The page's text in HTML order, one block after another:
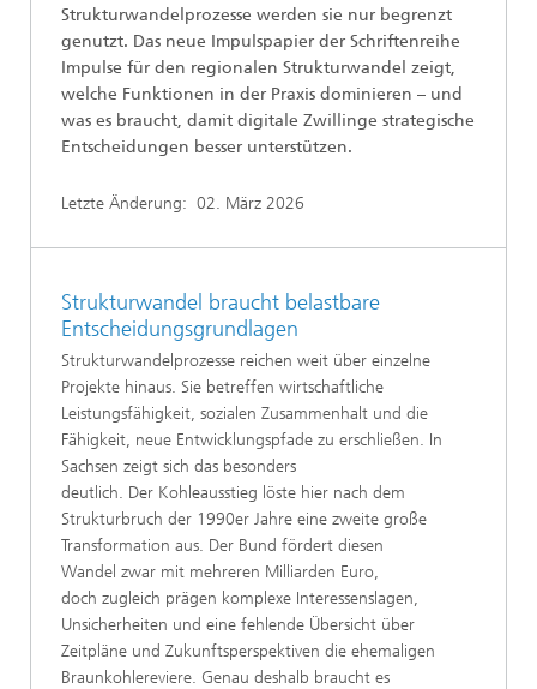
Strukturwandelprozesse werden sie nur begrenzt
genutzt. Das neue Impulspapier der Schriftenreihe
Impulse für den regionalen Strukturwandel zeigt,
welche Funktionen in der Praxis dominieren – und
was es braucht, damit digitale Zwillinge strategische
Entscheidungen besser unterstützen.
Letzte Änderung: 02. März 2026
Strukturwandel braucht belastbare
Entscheidungsgrundlagen
Strukturwandelprozesse reichen weit über einzelne
Projekte hinaus. Sie betreffen wirtschaftliche
Leistungsfähigkeit, sozialen Zusammenhalt und die
Fähigkeit, neue Entwicklungspfade zu erschließen. In
Sachsen zeigt sich das besonders
deutlich. Der Kohleausstieg löste hier nach dem
Strukturbruch der 1990er Jahre eine zweite große
Transformation aus. Der Bund fördert diesen
Wandel zwar mit mehreren Milliarden Euro,
doch zugleich prägen komplexe Interessenslagen,
Unsicherheiten und eine fehlende Übersicht über
Zeitpläne und Zukunftsperspektiven die ehemaligen
Braunkohlereviere. Genau deshalb braucht es